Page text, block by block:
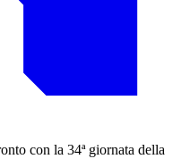
con la 34ª giornata della